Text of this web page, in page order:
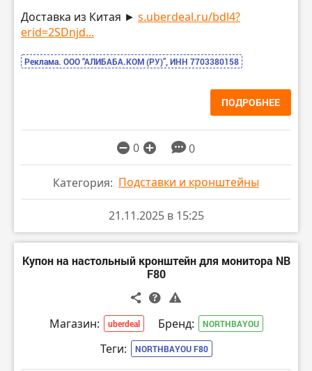
Доставка из Китая ► s.uberdeal.ru/bdl4?
erid=2SDnjd...
Реклама. ООО “АЛИБАБА.КОМ (РУ)”, ИНН 7703380158
ПОДРОБНЕЕ
0 0
Категория: Подставки и кронштейны
21.11.2025 в 15:25
Купон на настольный кронштейн для монитора NB
F80
Магазин: uberdeal Бренд: NORTHBAYOU
Теги: NORTHBAYOU F80